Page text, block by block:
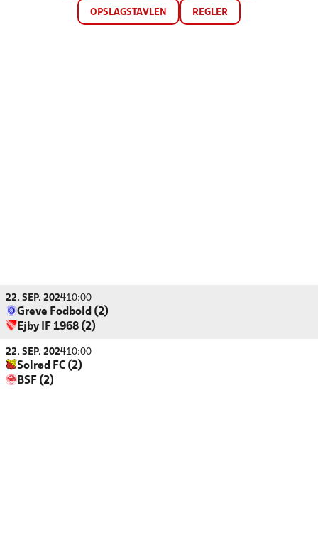
OPSLAGSTAVLEN REGLER
22. SEP. 202410:00
Greve Fodbold (2)
Ejby IF 1968 (2)
22. SEP. 202410:00
Solrød FC (2)
BSF (2)